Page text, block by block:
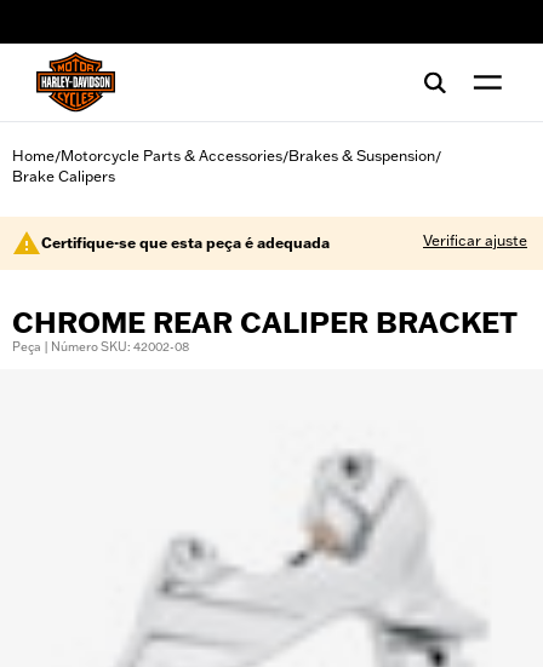
Home/Motorcycle Parts & Accessories/Brakes & Suspension/
Brake Calipers
Certifique-se que esta peça é adequada Verificar ajuste
CHROME REAR CALIPER BRACKET
Peça | Número SKU: 42002-08